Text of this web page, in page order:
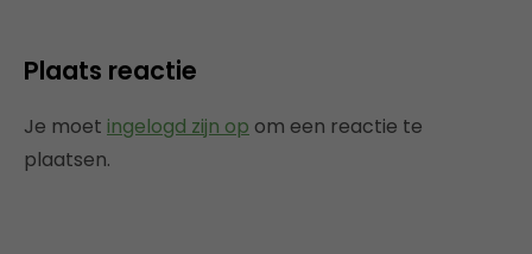
Plaats reactie
Je moet ingelogd zijn op om een reactie te
plaatsen.